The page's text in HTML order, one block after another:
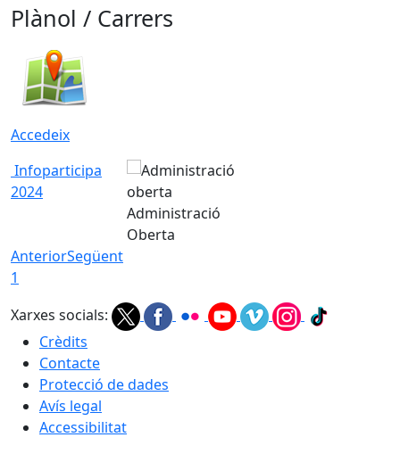
Plànol / Carrers
Accedeix
Infoparticipa
2024
Administració
Oberta
AnteriorSegüent
1
Xarxes socials:
Crèdits
Contacte
Protecció de dades
Avís legal
Accessibilitat